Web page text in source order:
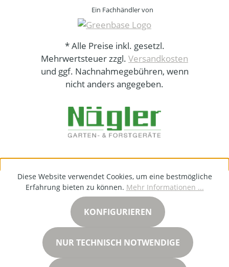
Ein Fachhändler von
* Alle Preise inkl. gesetzl.
Mehrwertsteuer zzgl. Versandkosten
und ggf. Nachnahmegebühren, wenn
nicht anders angegeben.
Diese Website verwendet Cookies, um eine bestmögliche
Erfahrung bieten zu können. Mehr Informationen ...
NUR TECHNISCH NOTWENDIGE
KONFIGURIEREN